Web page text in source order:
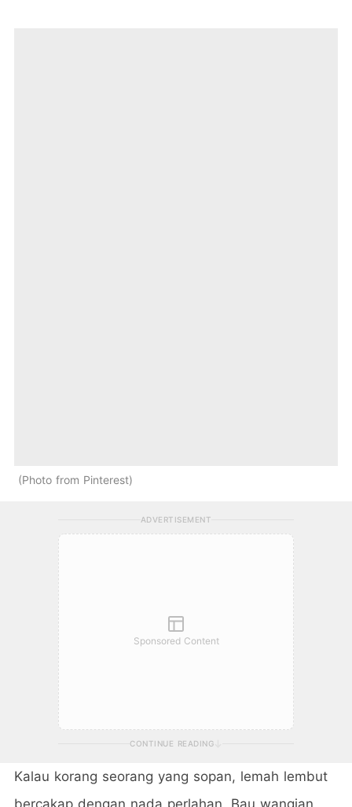
Photo from Pinterest
ADVERTISEMENT
Sponsored Content
CONTINUE READING
Kalau korang seorang yang sopan, lemah lembut
bercakap dengan nada perlahan. Bau wangian